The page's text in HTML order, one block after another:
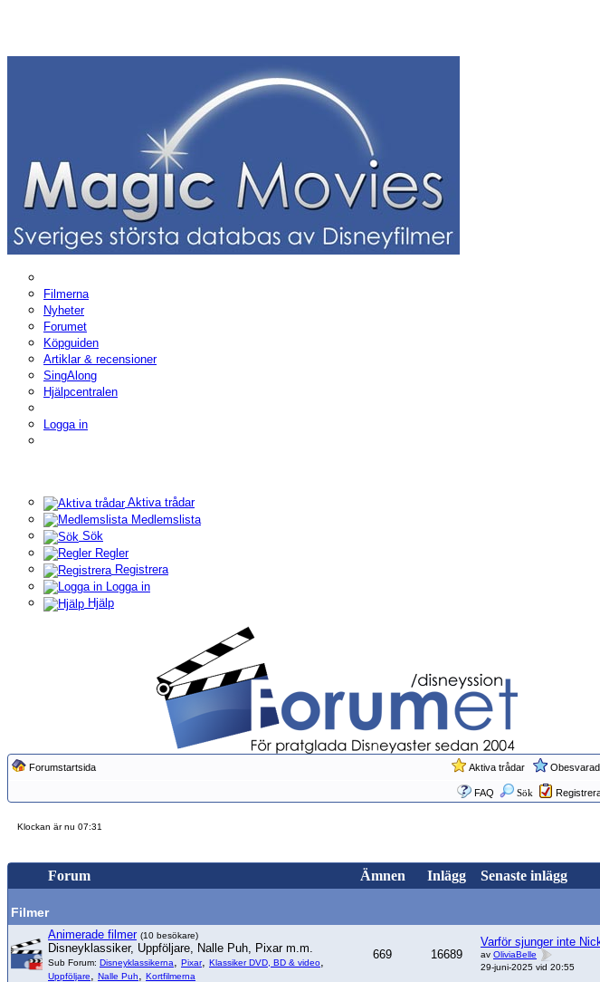
Filmerna
Nyheter
Forumet
Köpguiden
Artiklar & recensioner
SingAlong
Hjälpcentralen
Logga in
Aktiva trådar
Medlemslista
Sök
Regler
Registrera
Logga in
Hjälp
Forumstartsida Aktiva trådar
FAQ Sök
Klockan är nu 07:31
Forum Ämnen Inlägg Senaste inlägg
Filmer
Animerade filmer (10 besökare)
Disneyklassiker, Uppföljare, Nalle Puh, Pixar m.m.
Sub Forum: Disneyklassikerna Pixar, Klassiker DVD, BD & video
Uppföljare Nalle Puh Kortfilmerna
669 16689
Varför sjunger inte
av OliviaBelle
29-juni-2025 vid 20:55